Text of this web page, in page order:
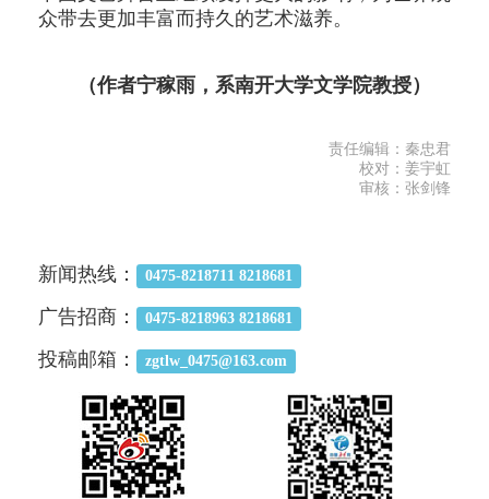
众带去更加丰富而持久的艺术滋养。
（作者宁稼雨，系南开大学文学院教授）
责任编辑：秦忠君
校对：姜宇虹
审核：张剑锋
新闻热线： 0475-8218711 8218681
广告招商： 0475-8218963 8218681
投稿邮箱： zgtlw_0475@163.com